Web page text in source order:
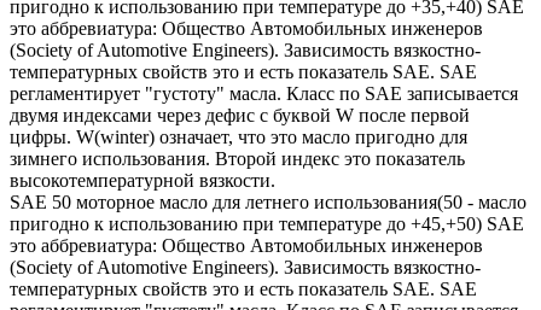
пригодно к использованию при температуре до +35,+40) SAE
это аббревиатура: Общество Автомобильных инженеров
(Society of Automotive Engineers). Зависимость вязкостно-
температурных свойств это и есть показатель SAE. SAE
регламентирует "густоту" масла. Класс по SAE записывается
двумя индексами через дефис с буквой W после первой
цифры. W(winter) означает, что это масло пригодно для
зимнего использования. Второй индекс это показатель
высокотемпературной вязкости.
SAE 50 моторное масло для летнего использования(50 - масло
пригодно к использованию при температуре до +45,+50) SAE
это аббревиатура: Общество Автомобильных инженеров
(Society of Automotive Engineers). Зависимость вязкостно-
температурных свойств это и есть показатель SAE. SAE